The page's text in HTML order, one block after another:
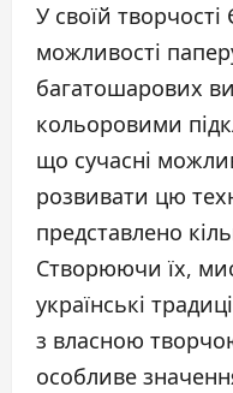
У своїй творчості
можливості
багатошарових
кольоровими
що сучасні
розвивати цю
представлено
Створюючи їх,
українські
з власною
особливе